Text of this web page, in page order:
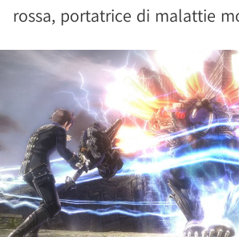
rossa, portatrice di malattie